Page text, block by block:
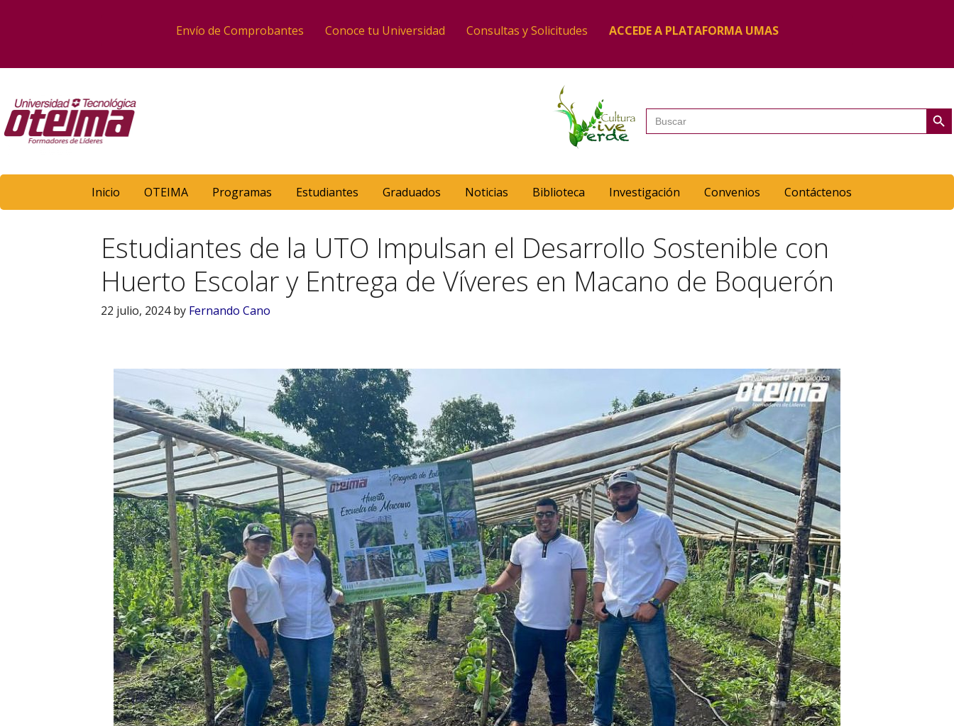
Envío de Comprobantes Conoce tu Universidad Consultas y Solicitudes ACCEDE A PLATAFORMA UMAS
Buscar: Botón de
Inicio OTEIMA Programas Estudiantes Graduados Noticias Biblioteca Investigación Convenios Contáctenos
Estudiantes de la UTO Impulsan el Desarrollo Sostenible con
Huerto Escolar y Entrega de Víveres en Macano de Boquerón
22 julio, 2024by Fernando Cano